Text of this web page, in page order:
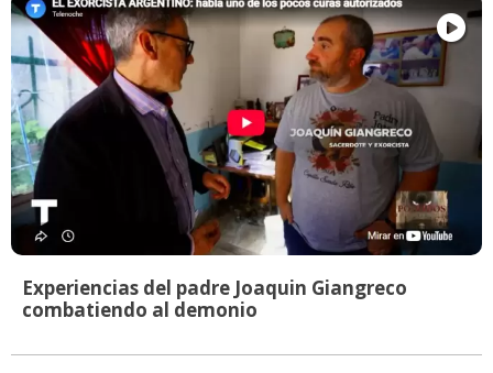
Experiencias del padre Joaquin Giangreco
combatiendo al demonio